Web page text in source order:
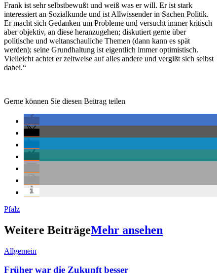
Frank ist sehr selbstbewußt und weiß was er will. Er ist stark
interessiert an Sozialkunde und ist Allwissender in Sachen Politik.
Er macht sich Gedanken um Probleme und versucht immer kritisch
aber objektiv, an diese heranzugehen; diskutiert gerne über
politische und weltanschauliche Themen (dann kann es spät
werden); seine Grundhaltung ist eigentlich immer optimistisch.
Vielleicht achtet er zeitweise auf alles andere und vergißt sich selbst
dabei.“
Gerne können Sie diesen Beitrag teilen
Pfalz
Weitere BeiträgeMehr ansehen
Allgemein
Früher war die Zukunft besser